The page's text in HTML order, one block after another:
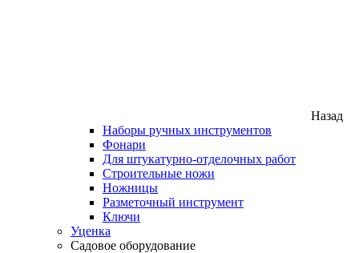
Назад
Наборы ручных инструментов
Фонари
Для штукатурно-отделочных работ
Строительные ножи
Ножницы
Разметочный инструмент
Ключи
Уценка
Садовое оборудование